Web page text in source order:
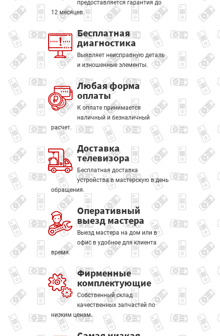
предоставляется гарантия до
12 месяцев.
Бесплатная
диагностика
Выявляет неисправную деталь
и изношенные элементы.
Любая форма
оплаты
К оплате принимается
наличный и безналичный
расчет.
Доставка
телевизора
Бесплатная доставка
устройства в мастерскую в день
обращения.
Оперативный
выезд мастера
Выезд мастера на дом или в
офис в удобное для клиента
время.
Фирменные
комплектующие
Собственный склад
качественных запчастей по
низким ценам.